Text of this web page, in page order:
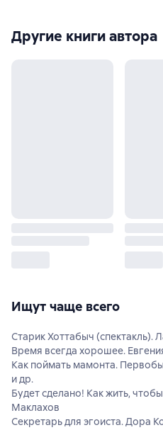
Другие книги автора
Ищут чаще всего
Старик Хоттабыч (спектакль).
Время всегда хорошее.
Как поймать мамонта.
и др.
Будет сделано! Как жить,
Маклахов
Секретарь для эгоиста. Дора